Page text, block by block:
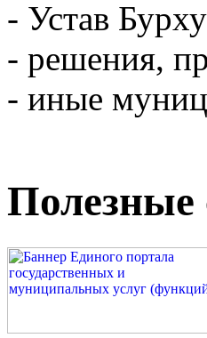
- Устав
- решения,
- иные
Полезные